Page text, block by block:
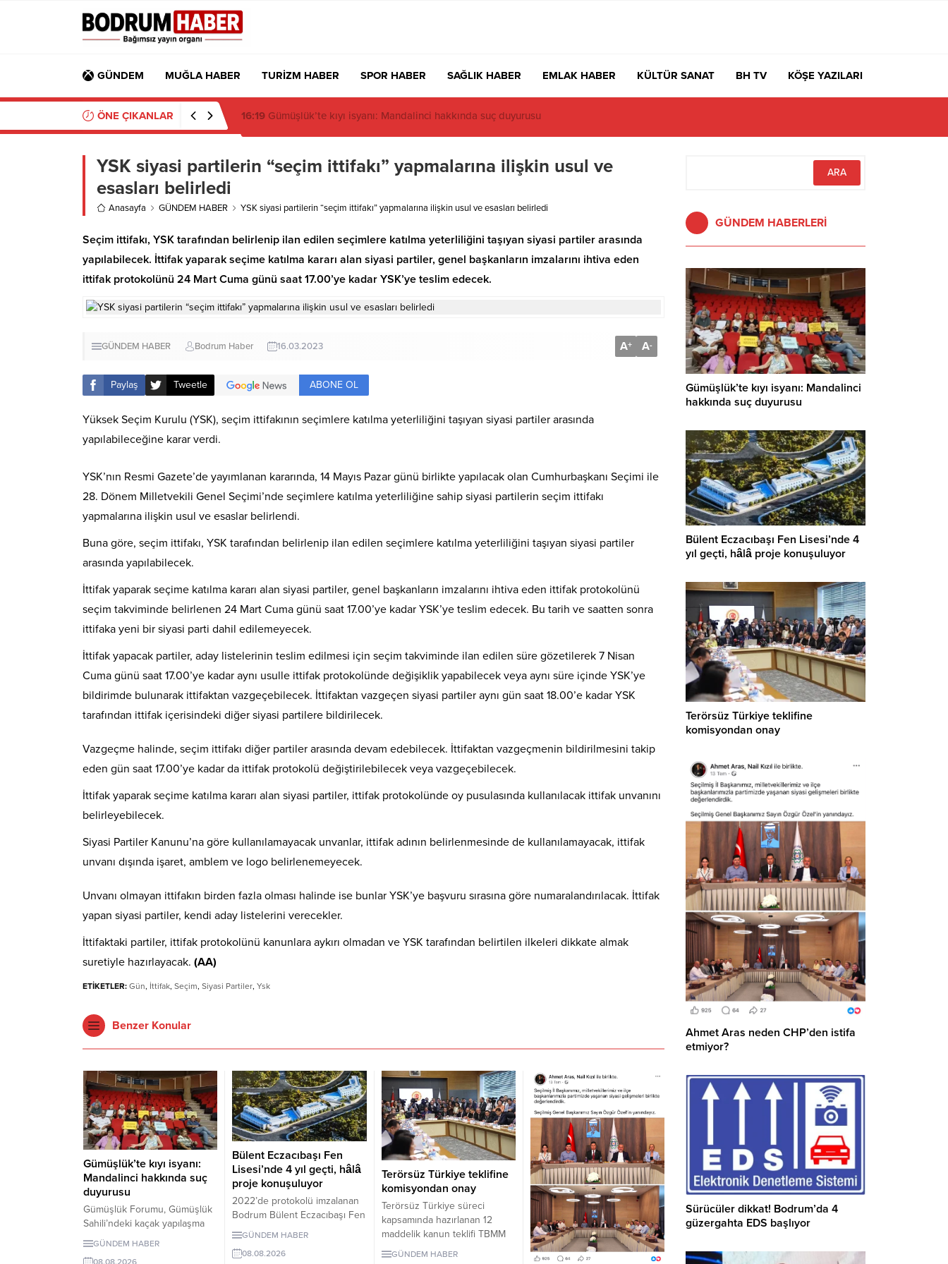
GÜNDEM MUĞLA HABER TURİZM HABER SPOR HABER SAĞLIK HABER EMLAK HABER KÜLTÜR SANAT BH TV KÖŞE YAZILARI
ÖNE ÇIKANLAR 15:45 Bülent Eczacıbaşı Fen Lisesi’nde 4 yıl geçti, hâlâ proje konuşuluyor
YSK siyasi partilerin “seçim ittifakı” yapmalarına ilişkin usul ve
esasları belirledi
Anasayfa GÜNDEM HABER YSK siyasi partilerin “seçim ittifakı” yapmalarına ilişkin usul ve esasları belirledi
Seçim ittifakı, YSK tarafından belirlenip ilan edilen seçimlere katılma yeterliliğini taşıyan siyasi partiler arasında
yapılabilecek. İttifak yaparak seçime katılma kararı alan siyasi partiler, genel başkanların imzalarını ihtiva eden
ittifak protokolünü 24 Mart Cuma günü saat 17.00’ye kadar YSK’ye teslim edecek.
GÜNDEM HABER Bodrum Haber 16.03.2023 A+ A-
Paylaş Tweetle ABONE OL
Yüksek Seçim Kurulu (YSK), seçim ittifakının seçimlere katılma yeterliliğini taşıyan siyasi partiler arasında
yapılabileceğine karar verdi.
YSK’nın Resmi Gazete’de yayımlanan kararında, 14 Mayıs Pazar günü birlikte yapılacak olan Cumhurbaşkanı Seçimi ile
28. Dönem Milletvekili Genel Seçimi’nde seçimlere katılma yeterliliğine sahip siyasi partilerin seçim ittifakı
yapmalarına ilişkin usul ve esaslar belirlendi.
Buna göre, seçim ittifakı, YSK tarafından belirlenip ilan edilen seçimlere katılma yeterliliğini taşıyan siyasi partiler
arasında yapılabilecek.
İttifak yaparak seçime katılma kararı alan siyasi partiler, genel başkanların imzalarını ihtiva eden ittifak protokolünü
seçim takviminde belirlenen 24 Mart Cuma günü saat 17.00’ye kadar YSK’ye teslim edecek. Bu tarih ve saatten sonra
ittifaka yeni bir siyasi parti dahil edilemeyecek.
İttifak yapacak partiler, aday listelerinin teslim edilmesi için seçim takviminde ilan edilen süre gözetilerek 7 Nisan
Cuma günü saat 17.00’ye kadar aynı usulle ittifak protokolünde değişiklik yapabilecek veya aynı süre içinde YSK’ye
bildirimde bulunarak ittifaktan vazgeçebilecek. İttifaktan vazgeçen siyasi partiler aynı gün saat 18.00’e kadar YSK
tarafından ittifak içerisindeki diğer siyasi partilere bildirilecek.
Vazgeçme halinde, seçim ittifakı diğer partiler arasında devam edebilecek. İttifaktan vazgeçmenin bildirilmesini takip
eden gün saat 17.00’ye kadar da ittifak protokolü değiştirilebilecek veya vazgeçebilecek.
İttifak yaparak seçime katılma kararı alan siyasi partiler, ittifak protokolünde oy pusulasında kullanılacak ittifak unvanını
belirleyebilecek.
Siyasi Partiler Kanunu’na göre kullanılamayacak unvanlar, ittifak adının belirlenmesinde de kullanılamayacak, ittifak
unvanı dışında işaret, amblem ve logo belirlenemeyecek.
Unvanı olmayan ittifakın birden fazla olması halinde ise bunlar YSK’ye başvuru sırasına göre numaralandırılacak. İttifak
yapan siyasi partiler, kendi aday listelerini verecekler.
İttifaktaki partiler, ittifak protokolünü kanunlara aykırı olmadan ve YSK tarafından belirtilen ilkeleri dikkate almak
suretiyle hazırlayacak. (AA)
ETİKETLER: Gün, İttifak, Seçim, Siyasi Partiler, Ysk
Benzer Konular
Gümüşlük’te kıyı isyanı:
Mandalinci hakkında suç
duyurusu
Gümüşlük Forumu, Gümüşlük
Sahili’ndeki kaçak yapılaşma
ve Çayıraltı Halk Plajı’ndaki
GÜNDEM HABER
Bülent Eczacıbaşı Fen
Lisesi’nde 4 yıl geçti, hâlâ
proje konuşuluyor
2022’de protokolü imzalanan
Bodrum Bülent Eczacıbaşı Fen
Lisesi için dört yıl sonra hâlâ
Okulun ne zaman
GÜNDEM HABER
08.08.2026
Terörsüz Türkiye teklifine
komisyondan onay
Terörsüz Türkiye süreci
kapsamında hazırlanan 12
maddelik kanun teklifi TBMM
Adalet Komisyonunda kabul
GÜNDEM HABER
GÜNDEM HABERLERİ
Gümüşlük’te kıyı isyanı: Mandalinci
hakkında suç duyurusu
Bülent Eczacıbaşı Fen Lisesi’nde 4
yıl geçti, hâlâ proje konuşuluyor
Terörsüz Türkiye teklifine
komisyondan onay
Ahmet Aras neden CHP’den istifa
etmiyor?
Sürücüler dikkat! Bodrum’da 4
güzergahta EDS başlıyor